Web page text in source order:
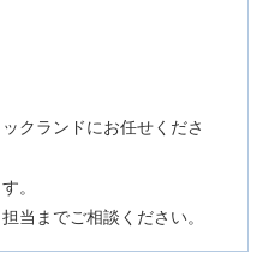
クランドにお任せくださ
。
当までご相談ください。